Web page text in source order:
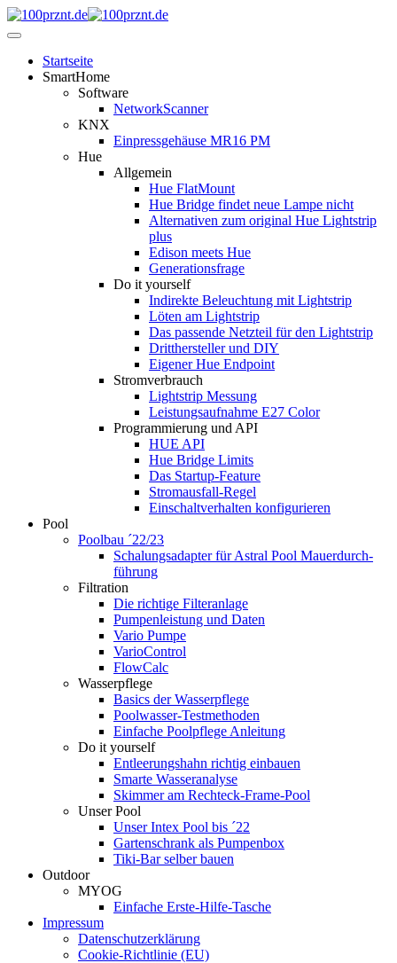
Startseite
SmartHome
Software
NetworkScanner
KNX
Einpressgehäuse MR16 PM
Hue
Allgemein
Hue FlatMount
Hue Bridge findet neue Lampe nicht
Alternativen zum original Hue Lightstrip
plus
Edison meets Hue
Generationsfrage
Do it yourself
Indirekte Beleuchtung mit Lightstrip
Löten am Lightstrip
Das passende Netzteil für den Lightstrip
Dritthersteller und DIY
Eigener Hue Endpoint
Stromverbrauch
Lightstrip Messung
Leistungsaufnahme E27 Color
Programmierung und API
HUE API
Hue Bridge Limits
Das Startup-Feature
Stromausfall-Regel
Einschaltverhalten konfigurieren
Pool
Poolbau ´22/23
Schalungs­adapter für Astral Pool Mauer­durch­
führung
Filtration
Die richtige Filter­anlage
Pumpenleistung und Daten
Vario Pumpe
Vario­Control
FlowCalc
Wasserpflege
Basics der Wasserpflege
Poolwasser-Testmethoden
Einfache Poolpflege Anleitung
Do it yourself
Ent­leerungs­hahn richtig einbauen
Smarte Wasseranalyse
Skimmer am Rechteck-Frame-Pool
Unser Pool
Unser Intex Pool bis ´22
Gartenschrank als Pumpenbox
Tiki-Bar selber bauen
Outdoor
MYOG
Einfache Erste-Hilfe-Tasche
Impressum
Datenschutzerklärung
Cookie-Richtlinie (EU)